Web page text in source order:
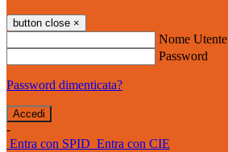
button close ×
Nome Utente
Password
Password dimenticata?
-
Entra con SPID Entra con CIE